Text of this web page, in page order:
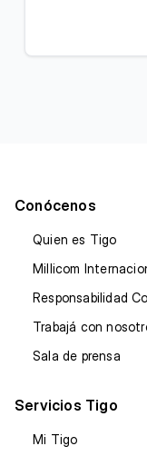
Conócenos
Quien es Tigo
Millicom
Responsabilidad
Trabajá con
Sala de prensa
Servicios Tigo
Mi Tigo